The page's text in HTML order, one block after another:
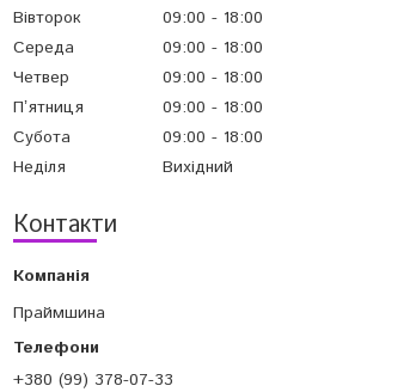
Вівторок
09:00
18:00
Середа
09:00
18:00
Четвер
09:00
18:00
Пʼятниця
09:00
18:00
Субота
09:00
18:00
Неділя
Вихідний
Контакти
Праймшина
+380 (99) 378-07-33